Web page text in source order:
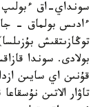
سونداي-اق ءبولىپ
ءادىس بولماق -
توڭازىتقىش
بولادى. سوندا
قۇنىن اي سايىن
تاۋار الاتىن